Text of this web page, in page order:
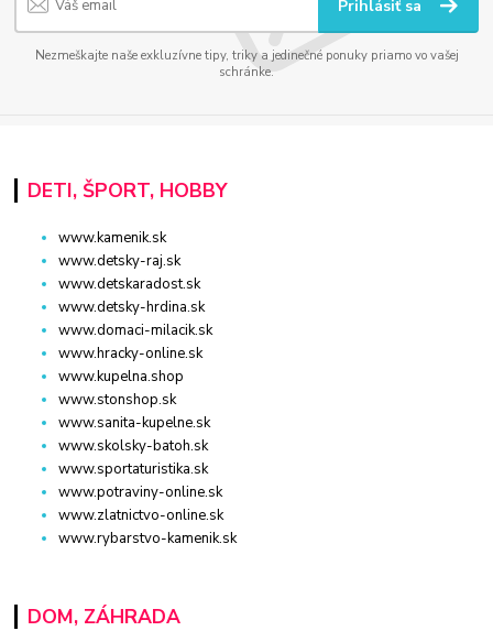
Prihlásiť sa
Nezmeškajte naše exkluzívne tipy, triky a jedinečné ponuky priamo vo vašej
schránke.
DETI, ŠPORT, HOBBY
www.kamenik.sk
www.detsky-raj.sk
www.detskaradost.sk
www.detsky-hrdina.sk
www.domaci-milacik.sk
www.hracky-online.sk
www.kupelna.shop
www.stonshop.sk
www.sanita-kupelne.sk
www.skolsky-batoh.sk
www.sportaturistika.sk
www.potraviny-online.sk
www.zlatnictvo-online.sk
www.rybarstvo-kamenik.sk
DOM, ZÁHRADA